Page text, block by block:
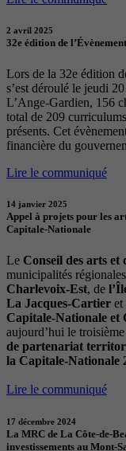
2 avril 2025
32e édition de
Lors de la 32e édition
s’est déroulé le jeudi
L’Ange-Gardien, 156
total de 209
présents. Cet
financière du
Lire le communiqué
14 janvier 2025
Appel à projets pour les
Capitale-Nationale
Le Conseil des arts et
municipalités
Charlevoix-Est, de
La Jacques-Cartier et
Capitale-Nationale
aujourd’hui le
de partenariat
la Capitale-Nationale
Lire le communiqué
17 décembre 2024
La MRC de La Côte-de-
investissements au Mont-